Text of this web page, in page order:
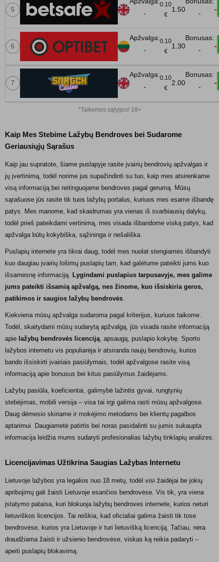
-
0.10
€
1.50 - -
-
0.10
€
1.30 - -
-
0.10
€
2.00 - -
*Taikomos sąlygos! 18+
Kaip Mes Stebime Lažybų Bendroves bei Sudarome
Geriausiųjų Sąrašus
Kaip jau supratote, šiame puslapyje rasite įvairių bendrovių apžvalgas ir
jų įvertinimą, todėl norime jus supažindinti su tuo, kaip mes atsirenkame
visą informaciją bei reitinguojame bendroves pagal gerumą. Mūsų
sąrašuose jūs rasite tik tuos lažybų portalus, kuriuos mes esame išbandę
patys. Mes manome, kad skaidrumas yra vienas iš svarbiausių dalykų,
todėl prieš pateikdami vertinimą, mes visada išbandome viską patys, kad
apžvalga būtų kokybiška, sąžininga ir nešališka.
Puslapių internete yra tikrai daug, todėl mes nuolat stengiamės išbandyti
kuo daugiau įvairių lošimų puslapių tam, kad galėtume pateikti jums kuo
išsamesnę informaciją.
Lygindami puslapius tarpusavyje, mes galime
jums pateikti išsamią apžvalgą, nes žinome, kuo išsiskiria geros,
patikimos ir saugios lažybų bendrovės
Kiekviena mūsų apžvalga sudaroma pagal kriterijus, kuriuos taikome.
Todėl, skaitydami mūsų sudarytą apžvalgą, jūs visada rasite informaciją
apie lažybų bendrovės licenciją , apsaugą, puslapio kokybę. Sporto
lažybos internetu vis populiarėja ir atsiranda naujų bendrovių, kurios
bando išsiskirti įvairiais pasiūlymais, todėl apžvalgose rasite visą
informaciją apie bonusus bei kitus pasiūlymus žaidėjams.
Lažybų pasiūla, koeficientai, galimybė lažintis gyvai, rungtynių
stebėjimas, mobili versija – visa tai irgi galima rasti mūsų apžvalgose.
Daug dėmesio skiriame ir mokėjimo metodams bei klientų pagalbos
aptarimui. Daugiametė patirtis bei noras pasidalinti su jumis sukaupta
informacija leidžia mums sudaryti profesionalias lažybų tinklapių analizes.
Licencijavimas Užtikrina Saugias Lažybas Internetu
Lietuvoje lažybos yra legalios nuo 18 metų, todėl visi žaidėjai be jokių
apribojimų gali žaisti Lietuvoje esančios bendrovėse. Vis tik, yra viena
įstatymo pataisa, kuri blokuoja lažybų bendroves internete, kurios neturi
lietuviškos licencijos. Tai reiškia, kad oficialiai galima žaisti tik tose
bendrovėse, kurios yra Lietuvoje ir turi lietuvišką licenciją. Tačiau, nėra
draudžiama žaisti ir užsienio bendrovėse, viskas ką reikia padaryti –
apeiti puslapių blokavimą.